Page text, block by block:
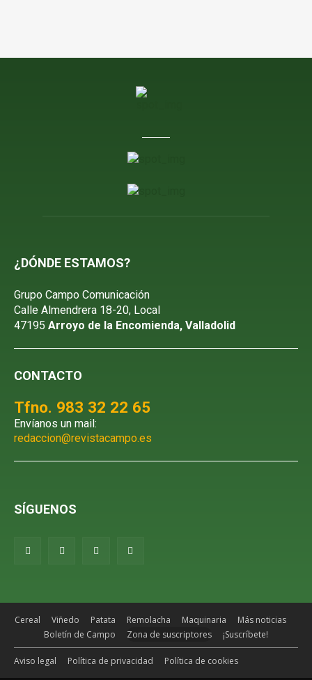
¿DÓNDE ESTAMOS?
Grupo Campo Comunicación
Calle Almendrera 18-20, Local
47195 Arroyo de la Encomienda, Valladolid
CONTACTO
Tfno. 983 32 22 65
Envíanos un mail:
redaccion@revistacampo.es
SÍGUENOS
Aviso legal Política de privacidad Política de cookies
Cereal Viñedo Patata Remolacha Maquinaria
Más noticias
Boletín de Campo
Zona de suscriptores ¡Suscríbete!